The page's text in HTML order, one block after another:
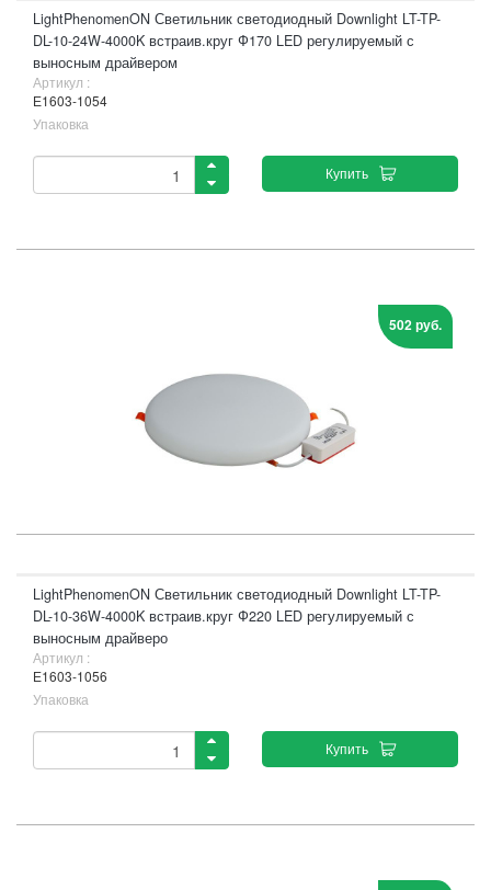
LightPhenomenON Светильник светодиодный Downlight LT-TP-
DL-10-24W-4000K встраив.круг Ф170 LED регулируемый с
выносным драйвером
Артикул :
Е1603-1054
Упаковка
Купить
502 руб.
LightPhenomenON Светильник светодиодный Downlight LT-TP-
DL-10-36W-4000K встраив.круг Ф220 LED регулируемый с
выносным драйверо
Артикул :
Е1603-1056
Упаковка
Купить